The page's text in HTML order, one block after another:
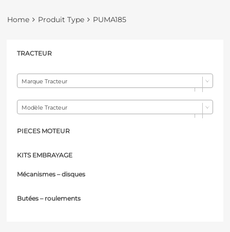
Home Produit Type PUMA185
TRACTEUR
Marque Tracteur
Modèle Tracteur
PIECES MOTEUR
KITS EMBRAYAGE
Mécanismes – disques
Butées – roulements